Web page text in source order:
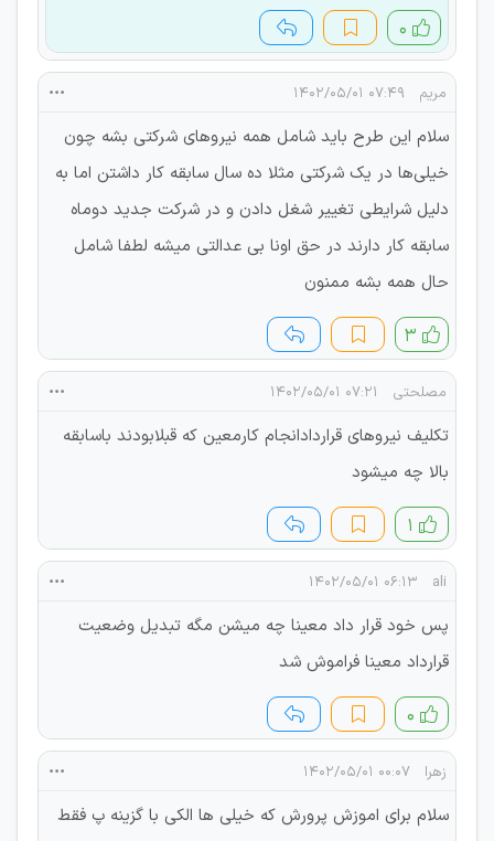
۰
مریم ۰۷:۴۹ ۱۴۰۲/۰۵/۰۱
سلام این طرح باید شامل همه نیروهای شرکتی بشه چون
خیلی‌ها در یک شرکتی مثلا ده سال سابقه کار داشتن اما به
دلیل شرایطی تغییر شغل دادن و در شرکت جدید دوماه
سابقه کار دارند در حق اونا بی عدالتی میشه لطفا شامل
حال همه بشه ممنون
۳
مصلحتی ۰۷:۲۱ ۱۴۰۲/۰۵/۰۱
تکلیف نیروهای قراردادانجام کارمعین که قبلابودند باسابقه
بالا چه میشود
۱
ali ۰۶:۱۳ ۱۴۰۲/۰۵/۰۱
پس خود قرار داد معینا چه میشن مگه تبدیل وضعیت
قرارداد معینا فراموش شد
۰
زهرا ۰۰:۰۷ ۱۴۰۲/۰۵/۰۱
سلام برای اموزش پرورش که خیلی ها الکی با گزینه پ فقط